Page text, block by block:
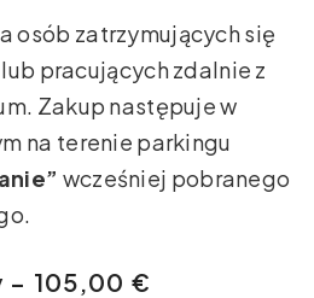
osób zatrzymujących się
pracujących zdalnie z
Zakup następuje w
na terenie parkingu
wcześniej pobranego
– 105,00 €